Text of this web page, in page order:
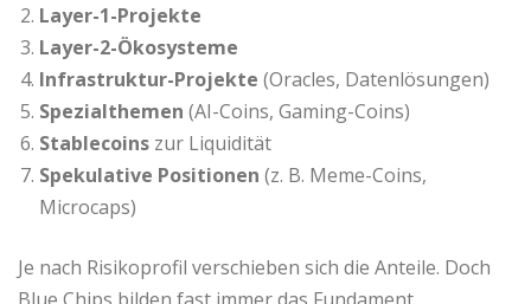
Layer-1-Projekte
Layer-2-Ökosysteme
Infrastruktur-Projekte (Oracles, Datenlösungen)
Spezialthemen (AI-Coins, Gaming-Coins)
Stablecoins zur Liquidität
Spekulative Positionen (z. B. Meme-Coins,
Microcaps)
Je nach Risikoprofil verschieben sich die Anteile. Doch